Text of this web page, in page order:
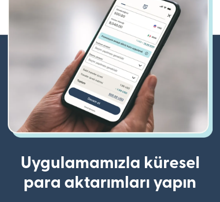
Uygulamamızla küresel
para aktarımları yapın